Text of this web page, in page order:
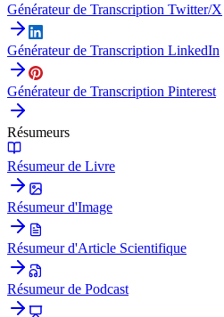
Générateur de Transcription Twitter/X
Générateur de Transcription LinkedIn
Générateur de Transcription Pinterest
Résumeurs
Résumeur de Livre
Résumeur d'Image
Résumeur d'Article Scientifique
Résumeur de Podcast